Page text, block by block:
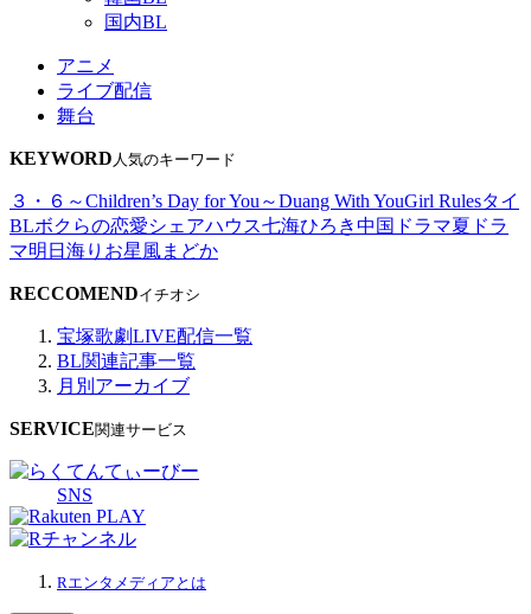
国内BL
アニメ
ライブ配信
舞台
KEYWORD 人気のキーワード
３・６～Children’s Day for You～Duang With YouGirl Rulesタイ
BLボクらの恋愛シェアハウス七海ひろき中国ドラマ夏ドラ
マ明日海りお星風まどか
RECCOMENDイチオシ
宝塚歌劇LIVE配信一覧
BL関連記事一覧
月別アーカイブ
SERVICE関連サービス
SNS
Rエンタメディアとは